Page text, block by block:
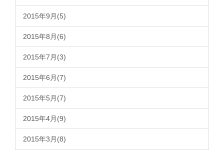
2015年9月(5)
2015年8月(6)
2015年7月(3)
2015年6月(7)
2015年5月(7)
2015年4月(9)
2015年3月(8)